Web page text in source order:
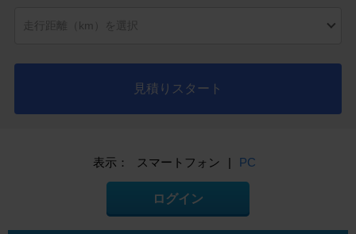
見積りスタート
表示： スマートフォン | PC
ログイン